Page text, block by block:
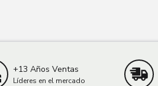
+13 Años Ventas
Líderes en el mercado